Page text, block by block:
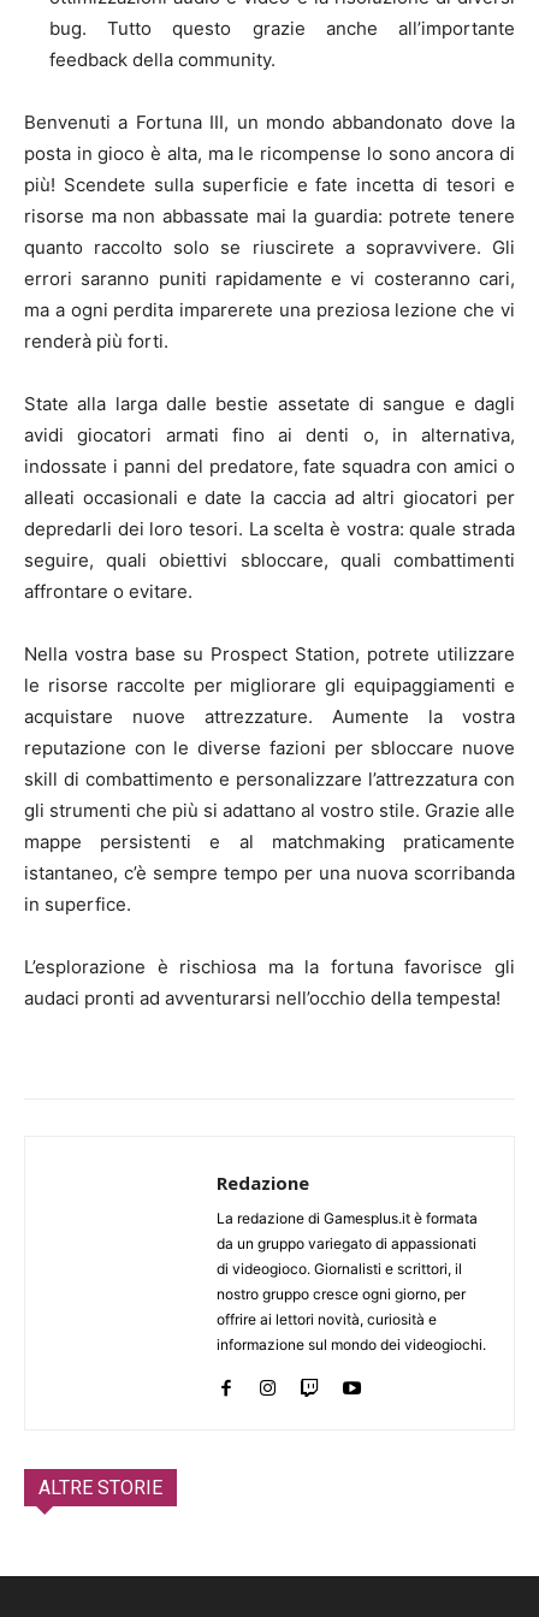
bug. Tutto questo grazie anche all’importante
feedback della community.
Benvenuti a Fortuna III, un mondo abbandonato dove la
posta in gioco è alta, ma le ricompense lo sono ancora di
più! Scendete sulla superficie e fate incetta di tesori e
risorse ma non abbassate mai la guardia: potrete tenere
quanto raccolto solo se riuscirete a sopravvivere. Gli
errori saranno puniti rapidamente e vi costeranno cari,
ma a ogni perdita imparerete una preziosa lezione che vi
renderà più forti.
State alla larga dalle bestie assetate di sangue e dagli
avidi giocatori armati fino ai denti o, in alternativa,
indossate i panni del predatore, fate squadra con amici o
alleati occasionali e date la caccia ad altri giocatori per
depredarli dei loro tesori. La scelta è vostra: quale strada
seguire, quali obiettivi sbloccare, quali combattimenti
affrontare o evitare.
Nella vostra base su Prospect Station, potrete utilizzare
le risorse raccolte per migliorare gli equipaggiamenti e
acquistare nuove attrezzature. Aumente la vostra
reputazione con le diverse fazioni per sbloccare nuove
skill di combattimento e personalizzare l’attrezzatura con
gli strumenti che più si adattano al vostro stile. Grazie alle
mappe persistenti e al matchmaking praticamente
istantaneo, c’è sempre tempo per una nuova scorribanda
in superfice.
L’esplorazione è rischiosa ma la fortuna favorisce gli
audaci pronti ad avventurarsi nell’occhio della tempesta!
Redazione
La redazione di Gamesplus.it è formata
da un gruppo variegato di appassionati
di videogioco. Giornalisti e scrittori, il
nostro gruppo cresce ogni giorno, per
offrire ai lettori novità, curiosità e
informazione sul mondo dei videogiochi.
ALTRE STORIE